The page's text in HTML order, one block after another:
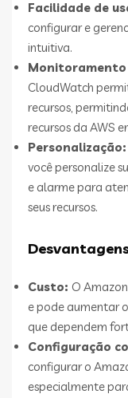
Facilidade de
configurar e
intuitiva.
CloudWatch
recursos,
recursos da AWS
Personalização:
você personalize
e alarme para
seus recursos.
Custo: O
e pode aumentar
que dependem
Configuração
configurar o
especialmente